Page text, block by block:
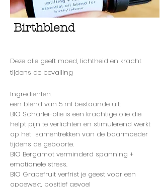
Birthblend
Deze olie geeft moed, lichtheid en kracht
tijdens de bevalling
Ingrediënten:
een blend van 5 ml bestaande uit:
BIO Scharlei-olie is een krachtige olie die
helpt pijn te verlichten en stimulerend werkt
op het samentrekken van de baarmoeder
tijdens de geboorte.
BIO Bergamot verminderd spanning +
emotionele stress.
BIO Grapefruit verfrist je geest voor een
opgewekt, positief gevoel